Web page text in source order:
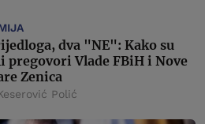
dva "NE": Kako su
pregovori Vlade FBiH i Nove
Zenica
Polić